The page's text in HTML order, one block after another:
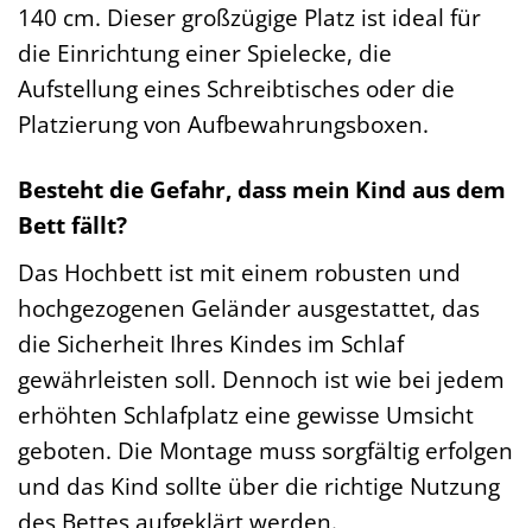
140 cm. Dieser großzügige Platz ist ideal für
die Einrichtung einer Spielecke, die
Aufstellung eines Schreibtisches oder die
Platzierung von Aufbewahrungsboxen.
Besteht die Gefahr, dass mein Kind aus dem
Bett fällt?
Das Hochbett ist mit einem robusten und
hochgezogenen Geländer ausgestattet, das
die Sicherheit Ihres Kindes im Schlaf
gewährleisten soll. Dennoch ist wie bei jedem
erhöhten Schlafplatz eine gewisse Umsicht
geboten. Die Montage muss sorgfältig erfolgen
und das Kind sollte über die richtige Nutzung
des Bettes aufgeklärt werden.